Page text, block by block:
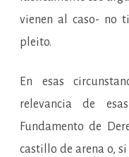
vienen al caso- no
pleito.
En esas
relevancia de
Fundamento de
castillo de arena o,